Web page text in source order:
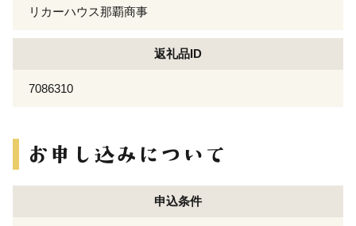
リカーハウス那覇商事
返礼品ID
7086310
申込条件